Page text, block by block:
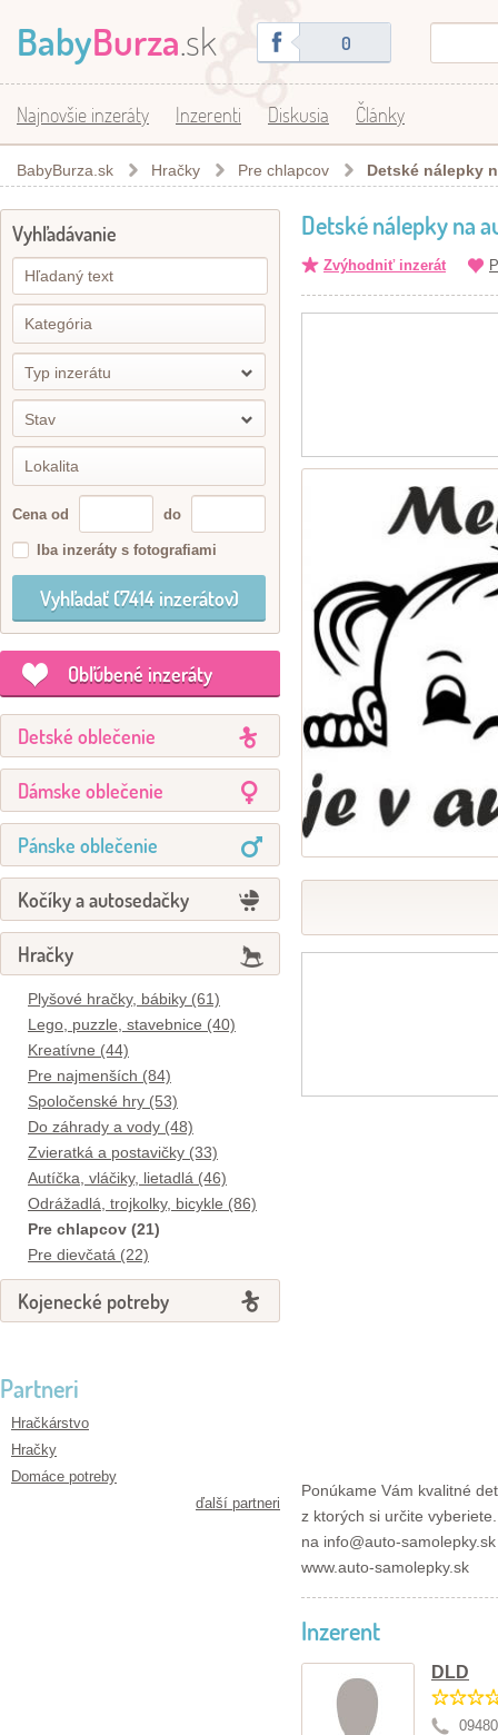
BabyBurza.sk 0
Najnovšie inzeráty Inzerenti Diskusia Články
BabyBurza.sk Hračky Pre chlapcov Detské nálepky
Vyhľadávanie
Typ inzerátu
Stav
Cena od do
Iba inzeráty s fotografiami
Obľúbené inzeráty
Detské oblečenie
Dámske oblečenie
Pánske oblečenie
Kočíky a autosedačky
Hračky
Plyšové hračky, bábiky (61)
Lego, puzzle, stavebnice (40)
Kreatívne (44)
Pre najmenších (84)
Spoločenské hry (53)
Do záhrady a vody (48)
Zvieratká a postavičky (33)
Autíčka, vláčiky, lietadlá (46)
Odrážadlá, trojkolky, bicykle (86)
Pre chlapcov (21)
Pre dievčatá (22)
Kojenecké potreby
Partneri
Hračkárstvo
Hračky
Domáce potreby
ďalší partneri
Detské nálepky na
Zvýhodniť inzerát
Ponúkame Vám kvalitné
z ktorých si určite
na info@auto-
www.auto-samolepky.sk
Inzerent
DLD